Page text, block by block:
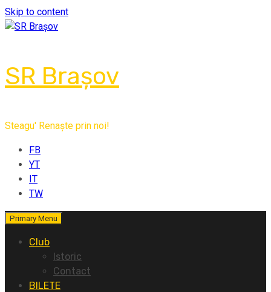
Skip to content
SR Brașov
Steagu' Renaște prin noi!
FB
YT
IT
TW
Primary Menu
Club
Istoric
Contact
BILETE